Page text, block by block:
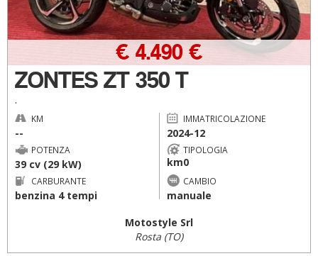
ZONTES ZT 350 T
.
€ 4.490 €
KM
--
IMMATRICOLAZIONE
2024-12
POTENZA
39 cv (29 kW)
TIPOLOGIA
km0
CARBURANTE
benzina 4 tempi
CAMBIO
manuale
Motostyle Srl
Rosta (TO)